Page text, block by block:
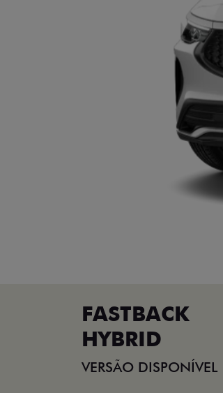
FASTBACK
HYBRID
VERSÃO DISPONÍVEL